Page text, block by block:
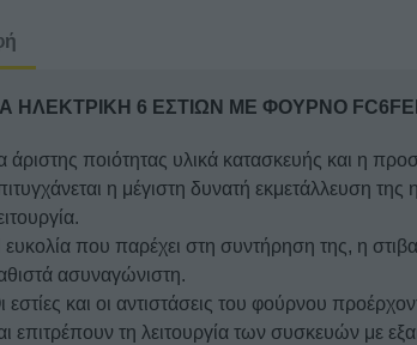
ΗΛΕΚΤΡΙΚΗ 6 ΕΣΤΙΩΝ ΜΕ ΦΟΥΡΝΟ
άριστης ποιότητας υλικά κατασκευής και η
η μέγιστη δυνατή εκμετάλλευση της
ευκολία που παρέχει στη συντήρηση της, η
ασυναγώνιστη.
εστίες και οι αντιστάσεις του φούρνου
επιτρέπουν τη λειτουργία των συσκευών με